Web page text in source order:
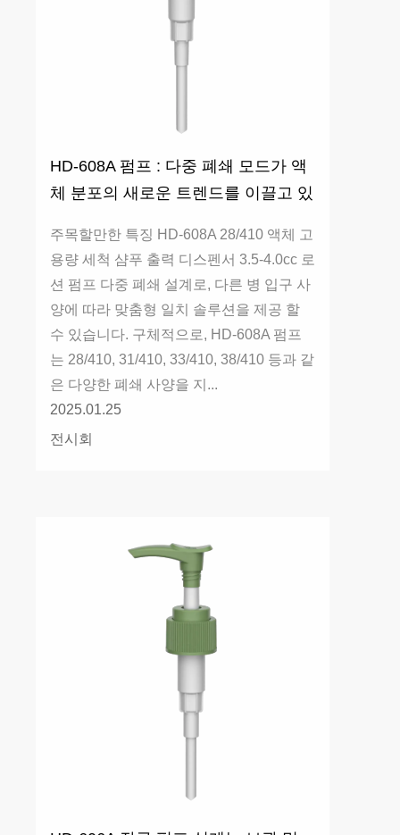
HD-608A 펌프 : 다중 폐쇄 모드가 액
체 분포의 새로운 트렌드를 이끌고 있
주목할만한 특징 HD-608A 28/410 액체 고
용량 세척 샴푸 출력 디스펜서 3.5-4.0cc 로
션 펌프 다중 폐쇄 설계로, 다른 병 입구 사
양에 따라 맞춤형 일치 솔루션을 제공 할
수 있습니다. 구체적으로, HD-608A 펌프
는 28/410, 31/410, 33/410, 38/410 등과 같
은 다양한 폐쇄 사양을 지...
2025.01.25
전시회